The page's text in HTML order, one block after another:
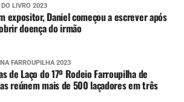
DO LIVRO 2023
expositor, Daniel começou a escrever após
doença do irmão
FARROUPILHA 2023
de Laço do 17º Rodeio Farroupilha de
reúnem mais de 500 laçadores em três